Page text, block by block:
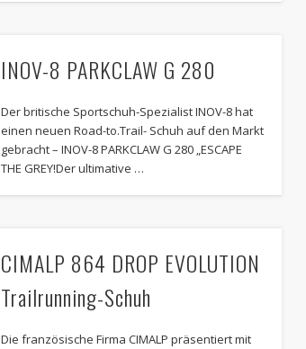
INOV-8 PARKCLAW G 280
Der britische Sportschuh-Spezialist INOV-8 hat
einen neuen Road-to.Trail- Schuh auf den Markt
gebracht – INOV-8 PARKCLAW G 280 „ESCAPE
THE GREY!Der ultimative …
CIMALP 864 DROP EVOLUTION
Trailrunning-Schuh
Die französische Firma CIMALP präsentiert mit